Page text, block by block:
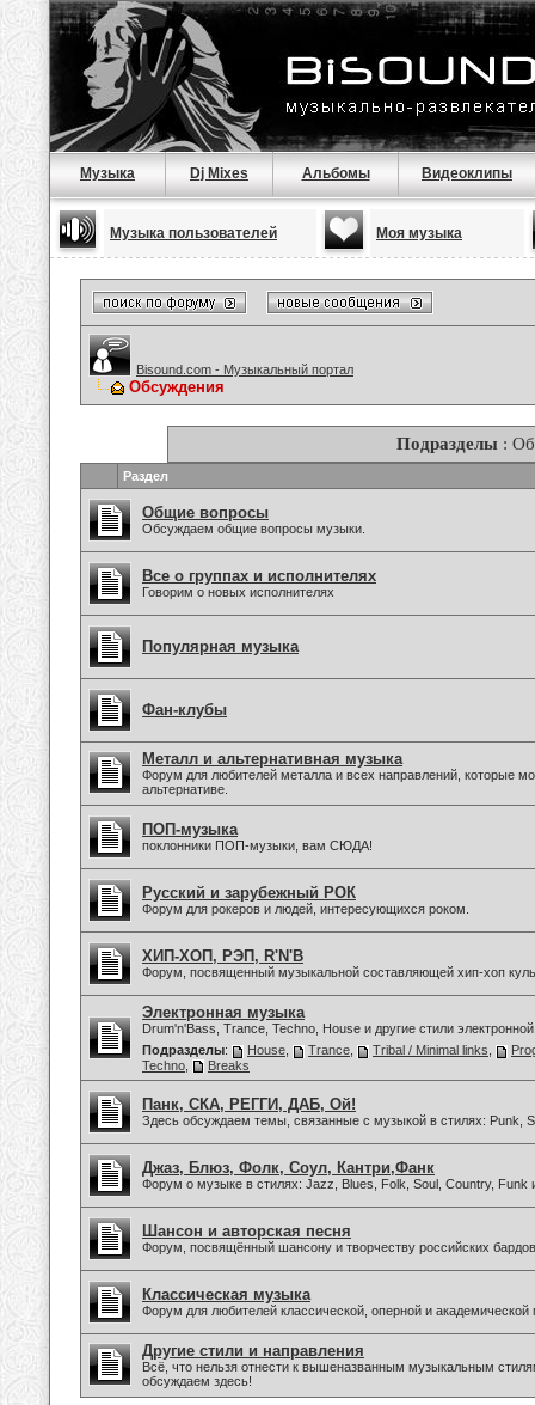
Музыка Dj Mixes Альбомы Видеоклипы
Музыка пользователей Моя музыка
Bisound.com - Музыкальный портал
Обсуждения
Подразделы :
Раздел
Общие вопросы
Обсуждаем общие вопросы музыки.
Все о группах и исполнителях
Говорим о новых исполнителях
Популярная музыка
Фан-клубы
Металл и альтернативная музыка
Форум для любителей металла и всех направлений, которые
альтернативе.
ПОП-музыка
поклонники ПОП-музыки, вам СЮДА!
Русский и зарубежный РОК
Форум для рокеров и людей, интересующихся роком.
ХИП-ХОП, РЭП, R'N'B
Форум, посвященный музыкальной составляющей хип-хоп
Электронная музыка
Drum'n'Bass, Trance, Techno, House и другие стили
Подразделы: House Trance Tribal / Minimal links
Techno
Breaks
Панк, СКА, РЕГГИ, ДАБ, Ой!
Здесь обсуждаем темы, связанные с музыкой в стилях: Punk,
Джаз, Блюз, Фолк, Соул, Кантри,Фанк
Форум о музыке в стилях: Jazz, Blues, Folk, Soul, Country, Funk
Шансон и авторская песня
Форум, посвящённый шансону и творчеству российских
Классическая музыка
Форум для любителей классической, оперной и академической
Другие стили и направления
Всё, что нельзя отнести к вышеназванным музыкальным
обсуждаем здесь!